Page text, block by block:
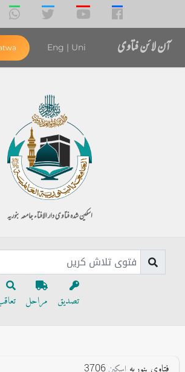
آن لائن فتاوی Eng|Uni
اسکین شدہ فتاوی دار الافتاء جامعہ بنوریہ
تصدیق مراحل
3706